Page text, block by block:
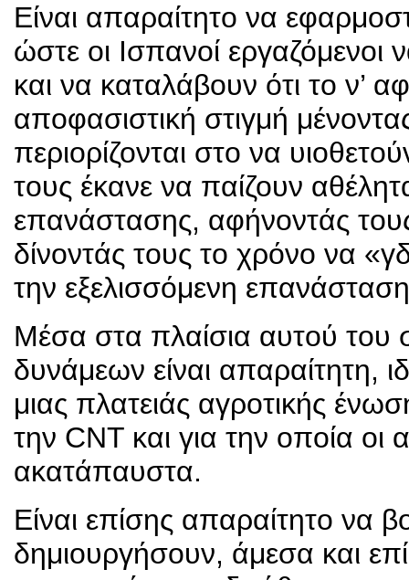
Είναι απαραίτητο να
ώστε οι Ισπανοί
και να καταλάβουν ότι το ν’
αποφασιστική στιγμή
περιορίζονται στο να
τους έκανε να παίζουν
επανάστασης, αφήνοντάς
δίνοντάς τους το χρόνο να
την εξελισσόμενη
Μέσα στα πλαίσια αυτού
δυνάμεων είναι απαραίτητη,
μιας πλατειάς αγροτικής
την CΝΤ και για την οποία οι
ακατάπαυστα.
Είναι επίσης απαραίτητο να
δημιουργήσουν, άμεσα και